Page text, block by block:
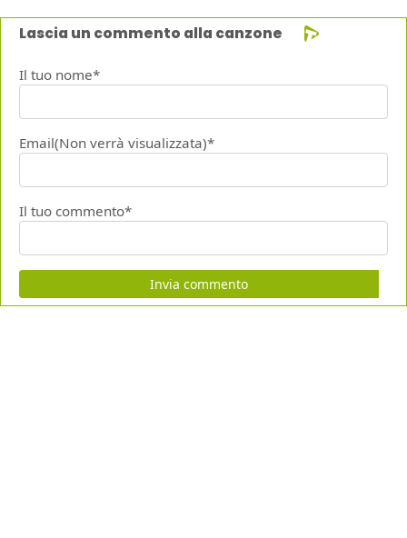
Lascia un commento alla canzone
Il tuo nome*
Email(Non verrà visualizzata)*
Il tuo commento*
Invia commento